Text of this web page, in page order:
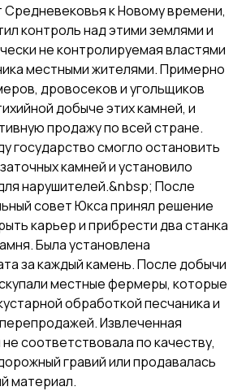
к Новому времени,
контроль над этими землями и
не контролируемая властями
местными жителями. Примерно
дровосеков и угольщиков
добыче этих камней, и
продажу по всей стране.
государство смогло остановить
камней и установило
нарушителей.&nbsp; После
совет Юкса принял решение
карьер и прибрести два станка
Была установлена
за каждый камень. После добычи
местные фермеры, которые
обработкой песчаника и
Извлеченная
соответствовала по качеству,
гравий или продавалась
материал.